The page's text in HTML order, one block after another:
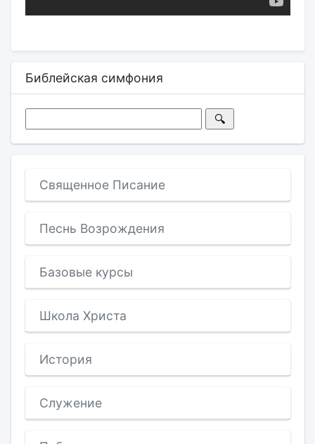
Библейская симфония
Священное Писание
Песнь Возрождения
Базовые курсы
Школа Христа
История
Служение